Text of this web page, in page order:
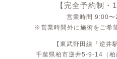
【完全予約制・
営業時間 9:00
※営業時間外に施術をご希
【東武野田線「逆井
千葉県柏市逆井5-9-14（柏